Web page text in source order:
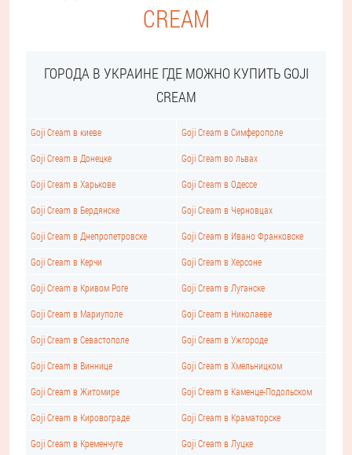
CREAM
ГОРОДА В УКРАИНЕ ГДЕ МОЖНО КУПИТЬ GOJI
CREAM
Goji Cream в киеве Goji Cream в Симферополе
Goji Cream в Донецке Goji Cream во львах
Goji Cream в Харькове Goji Cream в Одессе
Goji Cream в Бердянске Goji Cream в Черновцах
Goji Cream в Днепропетровске Goji Cream в Ивано Франковске
Goji Cream в Керчи Goji Cream в Херсоне
Goji Cream в Кривом Роге Goji Cream в Луганске
Goji Cream в Мариуполе Goji Cream в Николаеве
Goji Cream в Севастополе Goji Cream в Ужгороде
Goji Cream в Виннице Goji Cream в Хмельницком
Goji Cream в Житомире Goji Cream в Каменце-Подольском
Goji Cream в Кировограде Goji Cream в Краматорске
Goji Cream в Кременчуге Goji Cream в Луцке